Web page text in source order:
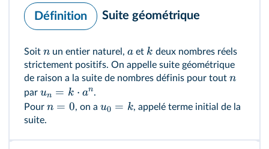
Définition Suite géométrique
Soit n un entier naturel, a et k deux nombres réels
strictement positifs. On appelle suite géométrique
de raison a la suite de nombres définis pour tout n
par un = k ⋅ an.
Pour n = 0, on a u0 = k, appelé terme initial de la
suite.